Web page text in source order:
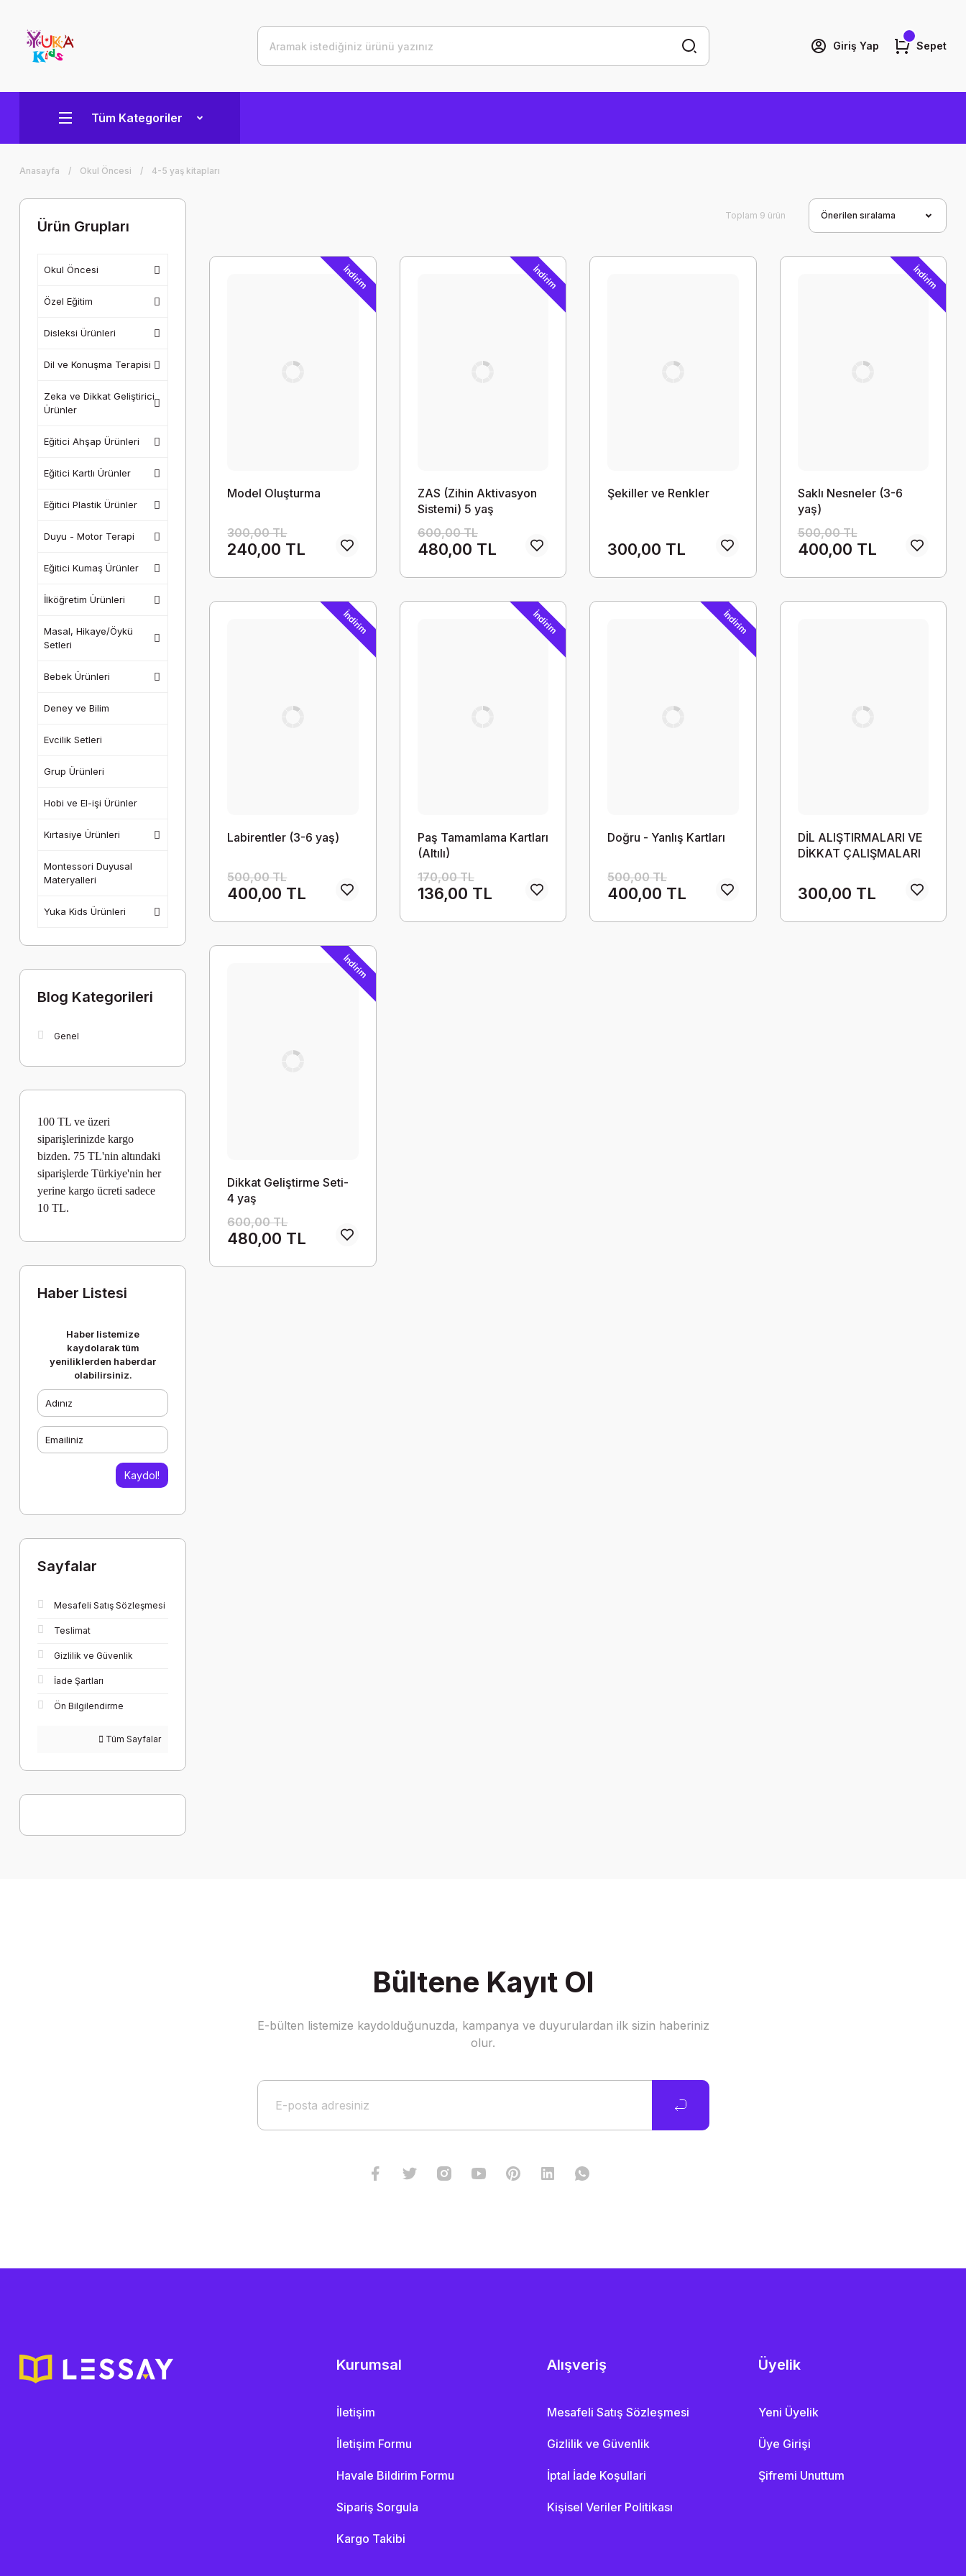
Giriş Yap Sepet
Tüm Kategoriler
Anasayfa Okul Öncesi 4-5 yaş kitapları
Ürün Grupları
Okul Öncesi
Özel Eğitim
Disleksi Ürünleri
Dil ve Konuşma Terapisi
Zeka ve Dikkat Geliştirici
Ürünler
Eğitici Ahşap Ürünleri
Eğitici Kartlı Ürünler
Eğitici Plastik Ürünler
Duyu - Motor Terapi
Eğitici Kumaş Ürünler
İlköğretim Ürünleri
Masal, Hikaye/Öykü
Setleri
Bebek Ürünleri
Deney ve Bilim
Evcilik Setleri
Grup Ürünleri
Hobi ve El-işi Ürünler
Kırtasiye Ürünleri
Montessori Duyusal
Materyalleri
Yuka Kids Ürünleri
Blog Kategorileri
Genel
100 TL ve üzeri
siparişlerinizde kargo
bizden. 75 TL'nin altındaki
siparişlerde Türkiye'nin her
yerine kargo ücreti sadece
10 TL.
Haber Listesi
Haber listemize
kaydolarak tüm
yeniliklerden haberdar
olabilirsiniz.
Kaydol!
Sayfalar
Mesafeli Satış Sözleşmesi
Teslimat
Gizlilik ve Güvenlik
İade Şartları
Ön Bilgilendirme
Tüm Sayfalar
Toplam 9 ürün
İndirim
Model Oluşturma
300,00 TL
240,00 TL
İndirim
ZAS (Zihin Aktivasyon
Sistemi) 5 yaş
600,00 TL
480,00 TL
Şekiller ve Renkler
300,00 TL
İndirim
Saklı Nesneler (3-6
yaş)
500,00 TL
400,00 TL
İndirim
Labirentler (3-6 yaş)
500,00 TL
400,00 TL
İndirim
Paş Tamamlama Kartları
(Altılı)
170,00 TL
136,00 TL
İndirim
Doğru - Yanlış Kartları
500,00 TL
400,00 TL
DİL ALIŞTIRMALARI VE
DİKKAT ÇALIŞMALARI
300,00 TL
İndirim
Dikkat Geliştirme Seti-
4 yaş
600,00 TL
480,00 TL
Bültene Kayıt Ol
E-bülten listemize kaydolduğunuzda, kampanya ve duyurulardan ilk sizin haberiniz
olur.
Kurumsal
İletişim
İletişim Formu
Havale Bildirim Formu
Sipariş Sorgula
Kargo Takibi
Alışveriş
Mesafeli Satış Sözleşmesi
Gizlilik ve Güvenlik
İptal İade Koşullari
Kişisel Veriler Politikası
Üyelik
Yeni Üyelik
Üye Girişi
Şifremi Unuttum